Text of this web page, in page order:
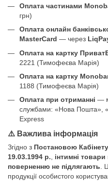
Оплата частинами
грн)
Оплата онлайн
MasterCard — через
Оплата на картку
2221 (Тимофеєва Марія)
Оплата на картку
1188 (Тимофеєва Марія)
Оплата при отриманні —
службами: «Нова Пошта»,
Express
⚠️ Важлива інформація
Згідно з Постановою
19.03.1994 р.
інтимні
поверненню не підлягають .
продукції особистого